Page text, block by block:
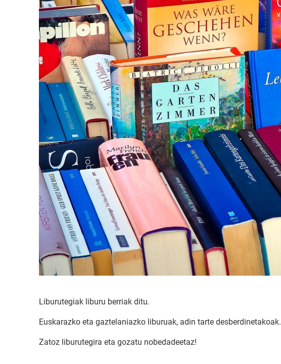
Liburutegiak liburu berriak ditu.
Euskarazko eta gaztelaniazko liburuak, adin tarte desberdinetakoak.
Zatoz liburutegira eta gozatu nobedadeetaz!